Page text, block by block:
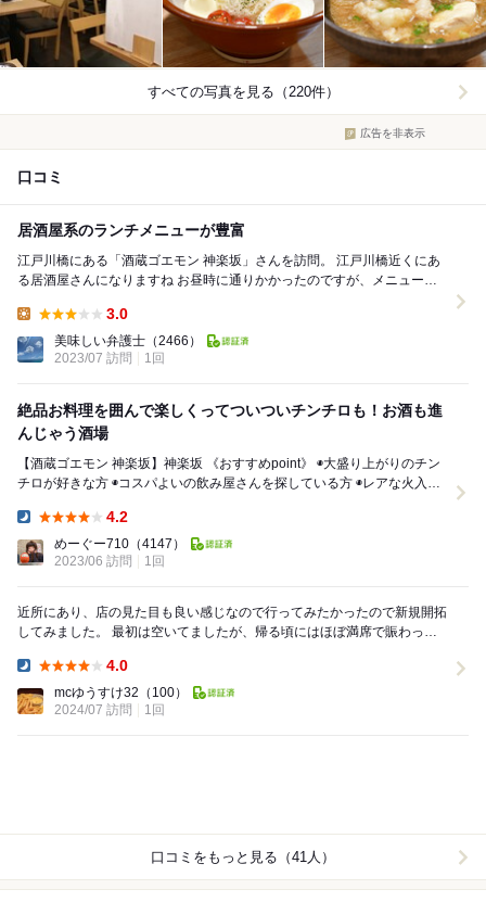
すべての写真を見る（220件）
広告を非表示
口コミ
居酒屋系のランチメニューが豊富
江戸川橋にある「酒蔵ゴエモン 神楽坂」さんを訪問。 江戸川橋近くにあ
る居酒屋さんになりますね お昼時に通りかかったのですが、メニュー黒
3.0
美味しい弁護士 （2466）
2023/07 訪問
1回
絶品お料理を囲んで楽しくってついついチンチロも！お酒も進
んじゃう酒場
【酒蔵ゴエモン 神楽坂】神楽坂 《おすすめpoint》 ◉大盛り上がりのチン
チロが好きな方 ◉コスパよいの飲み屋さんを探している方 ◉レアな火入れ
4.2
めーぐー710 （4147）
2023/06 訪問
1回
近所にあり、店の見た目も良い感じなので行ってみたかったので新規開拓
してみました。 最初は空いてましたが、帰る頃にはほぼ満席で賑わって
4.0
mcゆうすけ32 （100）
2024/07 訪問
1回
口コミをもっと見る（41人）